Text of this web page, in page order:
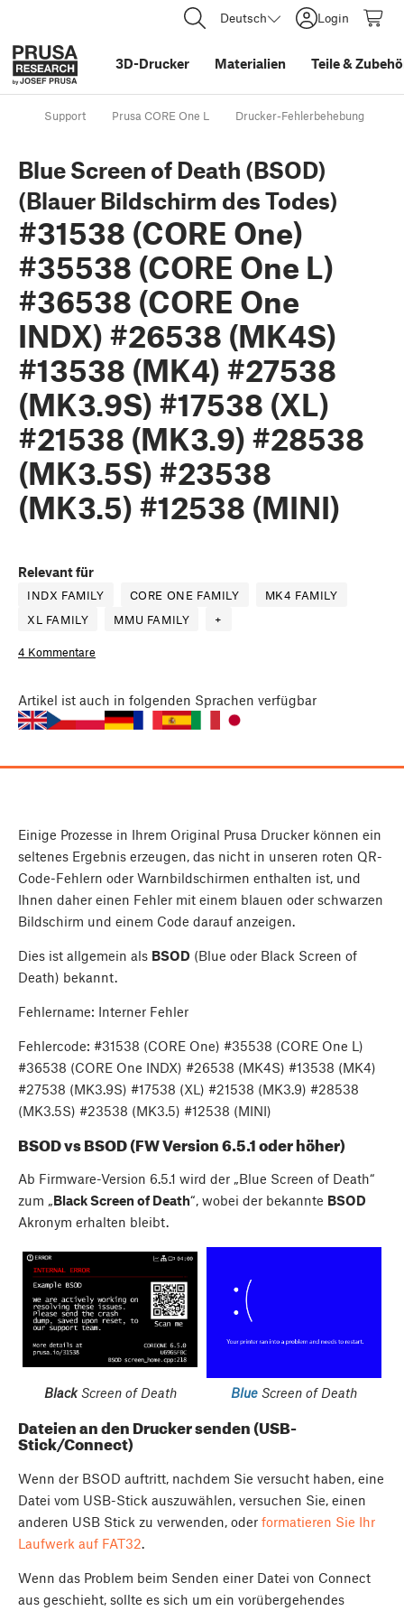
Deutsch Login
3D-Drucker Materialien Teile&
Support Prusa CORE One L Drucker-Fehlerbehebung
Blue Screen of Death (BSOD)
(Blauer Bildschirm des Todes)
#31538 (CORE One)
#35538 (CORE One L)
#36538 (CORE One
INDX) #26538 (MK4S)
#13538 (MK4) #27538
(MK3.9S) #17538 (XL)
#21538 (MK3.9) #28538
(MK3.5S) #23538
(MK3.5) #12538 (MINI)
Relevant für
INDX FAMILY CORE ONE FAMILY
MK4 FAMILY
XL FAMILY
MMU FAMILY +
4 Kommentare
Artikel ist auch in folgenden Sprachen verfügbar
Einige Prozesse in Ihrem Original Prusa Drucker können ein
seltenes Ergebnis erzeugen, das nicht in unseren roten QR-
Code-Fehlern oder Warnbildschirmen enthalten ist, und
Ihnen daher einen Fehler mit einem blauen oder schwarzen
Bildschirm und einem Code darauf anzeigen.
Dies ist allgemein als BSOD (Blue oder Black Screen of
Death) bekannt.
Fehlername: Interner Fehler
Fehlercode: #31538 (CORE One) #35538 (CORE One L)
#36538 (CORE One INDX) #26538 (MK4S) #13538 (MK4)
#27538 (MK3.9S) #17538 (XL) #21538 (MK3.9) #28538
(MK3.5S) #23538 (MK3.5) #12538 (MINI)
BSOD vs BSOD (FW Version 6.5.1 oder höher)
Ab Firmware-Version 6.5.1 wird der „Blue Screen of Death“
zum „Black Screen of Death“, wobei der bekannte BSOD
Akronym erhalten bleibt.
BlackScreen of Death Blue Screen of Death
Dateien an den Drucker senden (USB-
Stick/Connect)
Wenn der BSOD auftritt, nachdem Sie versucht haben, eine
Datei vom USB-Stick auszuwählen, versuchen Sie, einen
anderen USB Stick zu verwenden, oder formatieren Sie Ihr
Laufwerk auf FAT32.
Wenn das Problem beim Senden einer Datei von Connect
aus geschieht, sollte es sich um ein vorübergehendes